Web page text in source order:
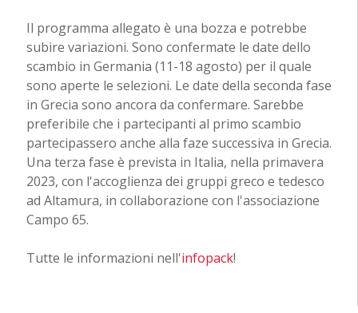
Il programma allegato è una bozza e potrebbe
subire variazioni. Sono confermate le date dello
scambio in Germania (11-18 agosto) per il quale
sono aperte le selezioni. Le date della seconda fase
in Grecia sono ancora da confermare. Sarebbe
preferibile che i partecipanti al primo scambio
partecipassero anche alla faze successiva in Grecia.
Una terza fase è prevista in Italia, nella primavera
2023, con l'accoglienza dei gruppi greco e tedesco
ad Altamura, in collaborazione con l'associazione
Campo 65.
Tutte le informazioni nell'infopack!